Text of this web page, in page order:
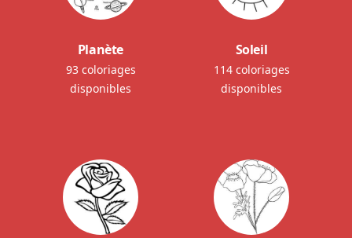
Planète
93 coloriages
disponibles
Soleil
114 coloriages
disponibles